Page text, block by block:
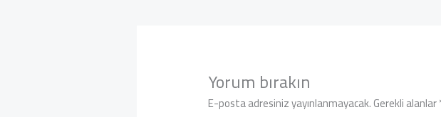
Yorum bırakın
E-posta adresiniz yayınlanmayacak.Gerekli alanlar